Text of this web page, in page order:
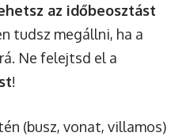
az időbeosztást
tudsz megállni, ha a
Ne felejtsd el a
!
(busz, vonat, villamos)